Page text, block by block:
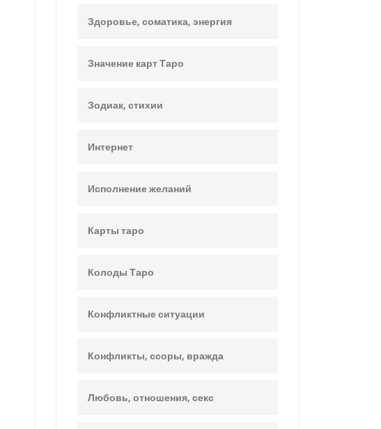
Здоровье, соматика, энергия
Значение карт Таро
Зодиак, стихии
Интернет
Исполнение желаний
Карты таро
Колоды Таро
Конфликтные ситуации
Конфликты, ссоры, вражда
Любовь, отношения, секс